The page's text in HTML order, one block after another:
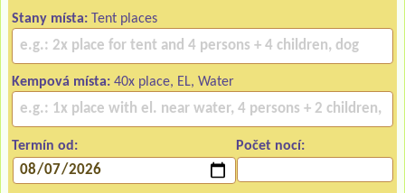
Stany místa: Tent places
Kempová místa: 40x place, EL, Water
Termín od: Počet nocí: